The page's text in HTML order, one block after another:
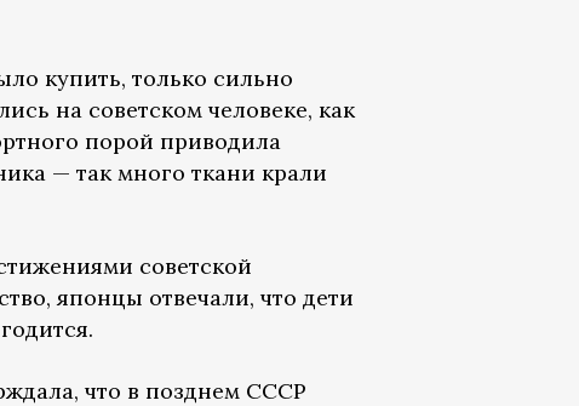
купить, только сильно
на советском человеке, как
порой приводила
— так много ткани крали
советской
японцы отвечали, что дети
что в позднем СССР